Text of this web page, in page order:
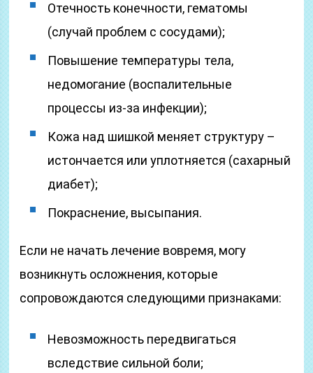
Отечность конечности, гематомы
(случай проблем с сосудами);
Повышение температуры тела,
недомогание (воспалительные
процессы из-за инфекции);
Кожа над шишкой меняет структуру –
истончается или уплотняется (сахарный
диабет);
Покраснение, высыпания.
Если не начать лечение вовремя, могу
возникнуть осложнения, которые
сопровождаются следующими признаками:
Невозможность передвигаться
вследствие сильной боли;